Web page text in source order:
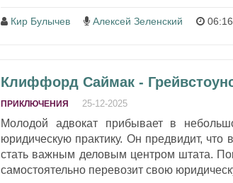
Кир Булычев Алексей Зеленский
Клиффорд Саймак -
ПРИКЛЮЧЕНИЯ 25-12-2025
Молодой адвокат прибывает в
юридическую практику. Он предвидит,
стать важным деловым центром штата.
самостоятельно перевозит свою